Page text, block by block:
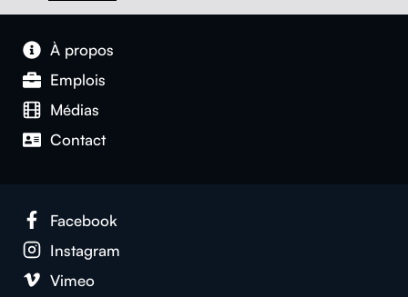
À pro­pos
Emplois
Médias
Con­tact
Face­book
Insta­gram
Vimeo